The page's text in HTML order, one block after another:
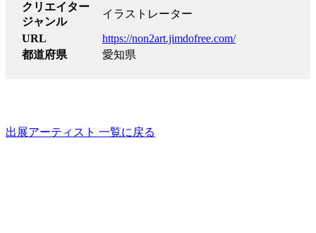
クリエイター
ジャンル
イラストレーター
URL
https://non2art.jimdofree.com/
都道府県
愛知県
出展アーティスト 一覧に戻る